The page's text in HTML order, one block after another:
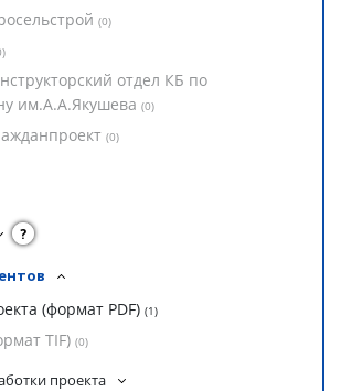
(0)
)
отдел КБ по
им.А.А.Якушева (0)
(0)
?
(формат PDF) (1)
TIF) (0)
проекта